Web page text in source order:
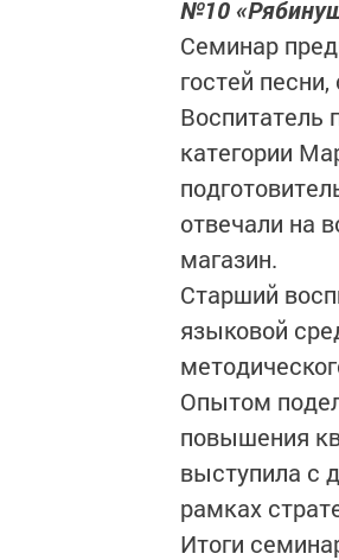
№10
Семинар
гостей
Воспитатель
категории
отвечали на
магазин.
Старший
языковой
Опытом
повышения
выступила с
рамках
Итоги